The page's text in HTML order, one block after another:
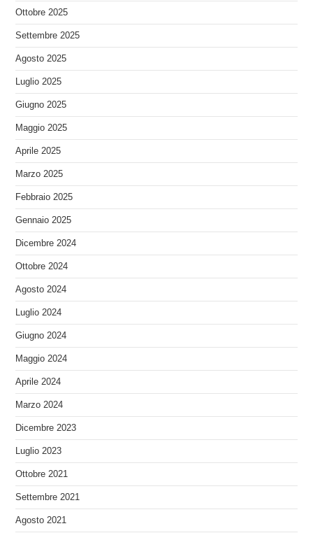
Ottobre 2025
Settembre 2025
Agosto 2025
Luglio 2025
Giugno 2025
Maggio 2025
Aprile 2025
Marzo 2025
Febbraio 2025
Gennaio 2025
Dicembre 2024
Ottobre 2024
Agosto 2024
Luglio 2024
Giugno 2024
Maggio 2024
Aprile 2024
Marzo 2024
Dicembre 2023
Luglio 2023
Ottobre 2021
Settembre 2021
Agosto 2021